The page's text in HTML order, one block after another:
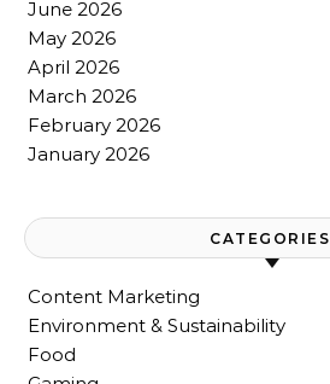
June 2026
May 2026
April 2026
March 2026
February 2026
January 2026
CATEGORIES
Content Marketing
Environment & Sustainability
Food